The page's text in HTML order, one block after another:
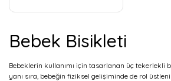
Bebek Bisikleti
Bebeklerin kullanımı için tasarlanan üç tekerlekli
yanı sıra, bebeğin fiziksel gelişiminde de rol